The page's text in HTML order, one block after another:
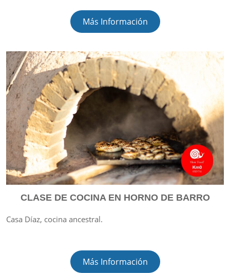
Más Información
CLASE DE COCINA EN HORNO DE BARRO
Casa Díaz, cocina ancestral.
Más Información